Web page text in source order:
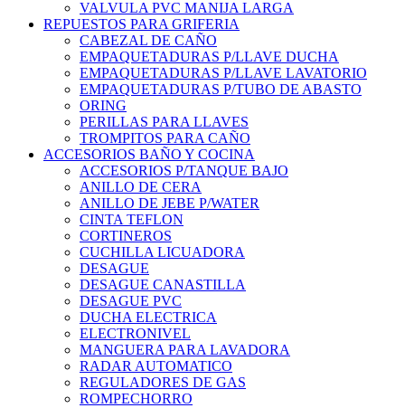
VALVULA PVC MANIJA LARGA
REPUESTOS PARA GRIFERIA
CABEZAL DE CAÑO
EMPAQUETADURAS P/LLAVE DUCHA
EMPAQUETADURAS P/LLAVE LAVATORIO
EMPAQUETADURAS P/TUBO DE ABASTO
ORING
PERILLAS PARA LLAVES
TROMPITOS PARA CAÑO
ACCESORIOS BAÑO Y COCINA
ACCESORIOS P/TANQUE BAJO
ANILLO DE CERA
ANILLO DE JEBE P/WATER
CINTA TEFLON
CORTINEROS
CUCHILLA LICUADORA
DESAGUE
DESAGUE CANASTILLA
DESAGUE PVC
DUCHA ELECTRICA
ELECTRONIVEL
MANGUERA PARA LAVADORA
RADAR AUTOMATICO
REGULADORES DE GAS
ROMPECHORRO